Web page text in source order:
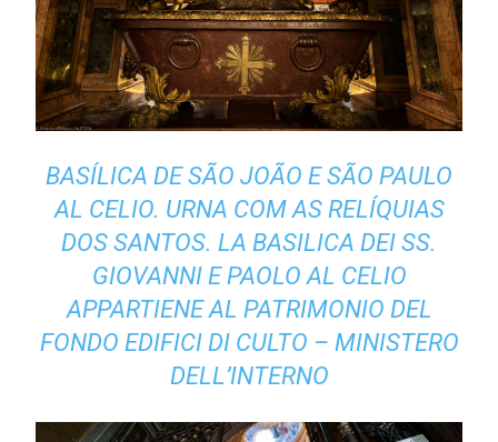
BASÍLICA DE SÃO JOÃO E SÃO PAULO
AL CELIO. URNA COM AS RELÍQUIAS
DOS SANTOS. LA BASILICA DEI SS.
GIOVANNI E PAOLO AL CELIO
APPARTIENE AL PATRIMONIO DEL
FONDO EDIFICI DI CULTO – MINISTERO
DELL’INTERNO